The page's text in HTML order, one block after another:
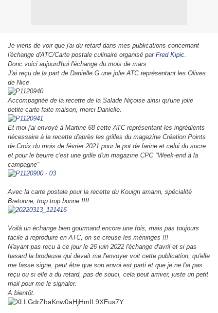
Je viens de voir que j'ai du retard dans mes publications concernant
l'échange d'ATC/Carte postale culinaire organisé par Fred Kipic.
Donc voici aujourd'hui l'échange du mois de mars
J'ai reçu de la part de Danielle G une jolie ATC représentant les Olives
de Nice
Accompagnée de la recette de la Salade Niçoise ainsi qu'une jolie
petite carte faite maison, merci Danielle.
Et moi j'ai envoyé à Martine 68 cette ATC représentant les ingrédients
nécessaire à la recette d'après les grilles du magazine Création Points
de Croix du mois de février 2021 pour le pot de farine et celui du sucre
et pour le beurre c'est une grille d'un magazine CPC "Week-end à la
campagne"
Avec la carte postale pour la recette du Kouign amann, spécialité
Bretonne, trop trop bonne !!!!
Voilà un échange bien gourmand encore une fois, mais pas toujours
facile à reproduire en ATC, on se creuse les méninges !!!
N'ayant pas reçu à ce jour le 26 juin 2022 l'échange d'avril et si pas
hasard la brodeuse qui devait me l'envoyer voit cette publication, qu'elle
me fasse signe, peut être que son envoi est parti et que je ne l'ai pas
reçu ou si elle a du retard, pas de souci, cela peut arriver, juste un petit
mail pour me le signaler.
A bientôt.